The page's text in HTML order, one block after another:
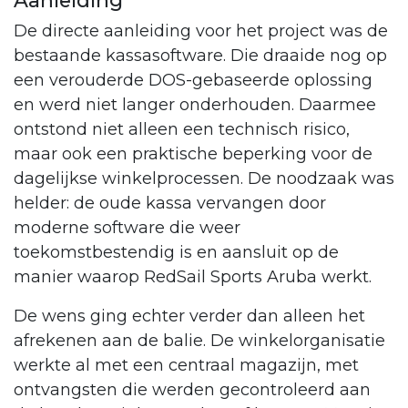
De directe aanleiding voor het project was de
bestaande kassasoftware. Die draaide nog op
een verouderde DOS-gebaseerde oplossing
en werd niet langer onderhouden. Daarmee
ontstond niet alleen een technisch risico,
maar ook een praktische beperking voor de
dagelijkse winkelprocessen. De noodzaak was
helder: de oude kassa vervangen door
moderne software die weer
toekomstbestendig is en aansluit op de
manier waarop RedSail Sports Aruba werkt.
De wens ging echter verder dan alleen het
afrekenen aan de balie. De winkelorganisatie
werkte al met een centraal magazijn, met
ontvangsten die werden gecontroleerd aan